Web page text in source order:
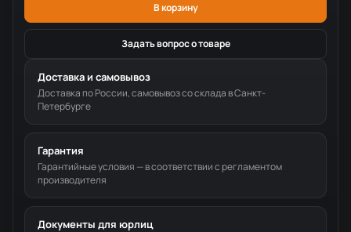
В корзину
Задать вопрос о товаре
Доставка и самовывоз
Доставка по России, самовывоз со склада в Санкт-
Петербурге
Гарантия
Гарантийные условия — в соответствии с регламентом
производителя
Документы для юрлиц